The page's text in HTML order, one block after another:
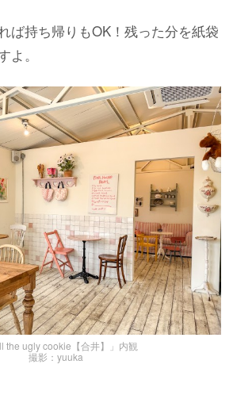
ば持ち帰りもOK！残った分を紙袋
。
the ugly cookie【合井】」内観
撮影：yuuka